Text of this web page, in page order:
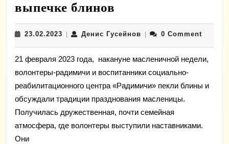
выпечке блинов
неделя:
для
из
социально-
центра
«Радимичи»
23.02.2023 23.02.2023Денис ГусейновДенис0 Comment
21 февраля 2023 года, накануне масленичной недели,
волонтеры-радимичи и воспитанники социально-
реабилитационного центра «Радимичи» пекли блины и
обсуждали традиции празднования масленицы.
Получилась дружественная, почти семейная
атмосфера, где волонтеры выступили наставниками.
Они